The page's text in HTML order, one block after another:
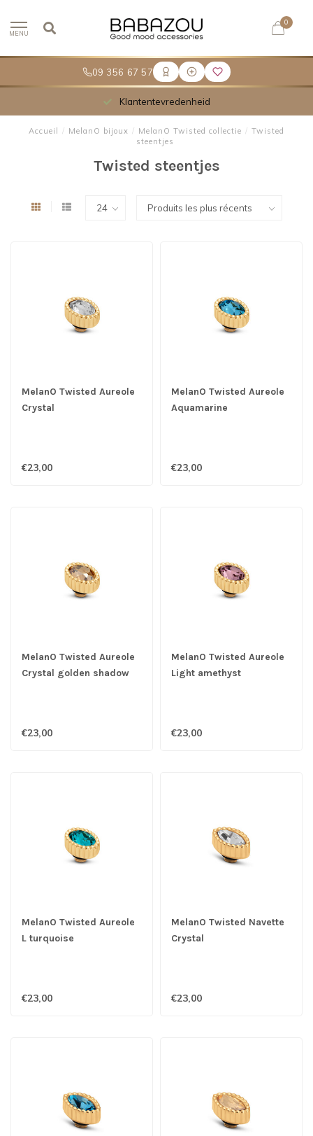
09 356 67 57
MENU
0
Meer dan 30.000 tevreden klanten
Accueil / MelanO bijoux / MelanO Twisted collectie / Twisted
steentjes
Twisted steentjes
MelanO Twisted Aureole
Crystal
€23,00
MelanO Twisted Aureole
Aquamarine
€23,00
MelanO Twisted Aureole
Crystal golden shadow
€23,00
MelanO Twisted Aureole
Light amethyst
€23,00
MelanO Twisted Aureole
L turquoise
€23,00
MelanO Twisted Navette
Crystal
€23,00